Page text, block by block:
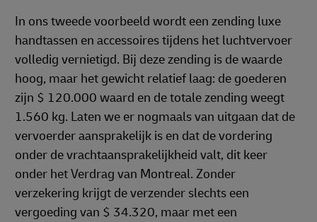
In ons tweede voorbeeld wordt een zending luxe
handtassen en accessoires tijdens het luchtvervoer
volledig vernietigd. Bij deze zending is de waarde
hoog, maar het gewicht relatief laag: de goederen
zijn $ 120.000 waard en de totale zending weegt
1.560 kg. Laten we er nogmaals van uitgaan dat de
vervoerder aansprakelijk is en dat de vordering
onder de vrachtaansprakelijkheid valt, dit keer
onder het Verdrag van Montreal. Zonder
verzekering krijgt de verzender slechts een
vergoeding van $ 34.320, maar met een